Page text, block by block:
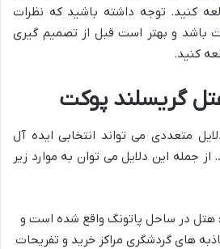
کنید. توجه داشته باشید که نظرات
باشد و بهتر است قبل از تصمیم گیری
کنید.
گریسلند پوکت
متعددی می تواند انتخابی ایده آل
جمله این دلایل می توان به موارد زیر
هتل در ساحل پاتونگ واقع شده است و
های گردشگری مراکز خرید و تفریحات